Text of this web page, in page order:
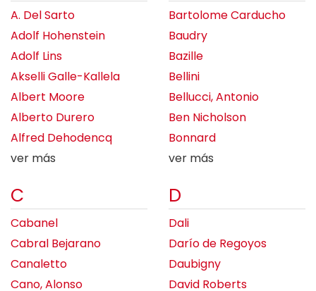
A. Del Sarto
Adolf Hohenstein
Adolf Lins
Akselli Galle-Kallela
Albert Moore
Alberto Durero
Alfred Dehodencq
ver más
Bartolome Carducho
Baudry
Bazille
Bellini
Bellucci, Antonio
Ben Nicholson
Bonnard
ver más
C
Cabanel
Cabral Bejarano
Canaletto
Cano, Alonso
D
Dali
Darío de Regoyos
Daubigny
David Roberts